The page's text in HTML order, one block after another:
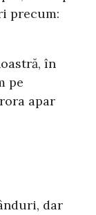
precum:
în
pe
apar
dar